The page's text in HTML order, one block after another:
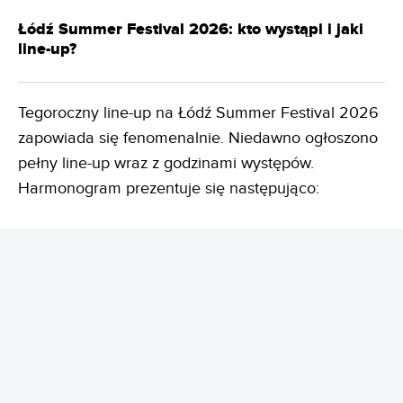
Łódź Summer Festival 2026: kto wystąpi i jaki
line-up?
Tegoroczny line-up na Łódź Summer Festival 2026
zapowiada się fenomenalnie. Niedawno ogłoszono
pełny line-up wraz z godzinami występów.
Harmonogram prezentuje się następująco: